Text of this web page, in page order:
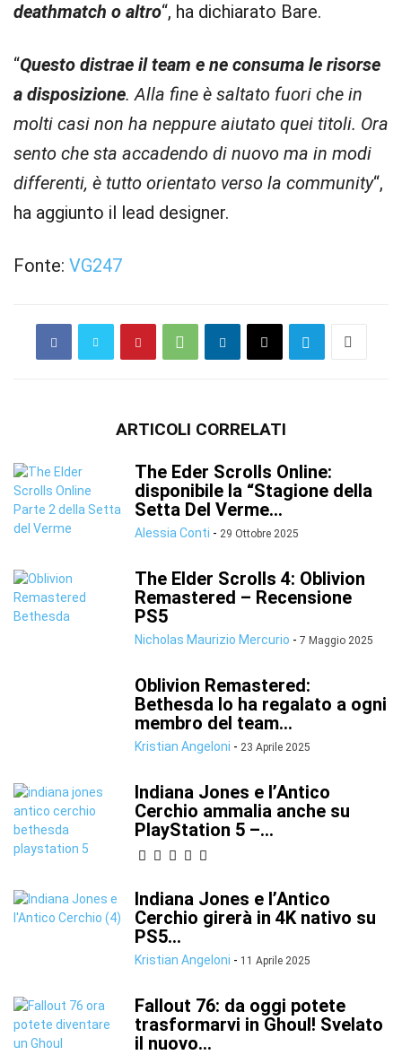
deathmatch o altro“, ha dichiarato Bare.
“Questo distrae il team e ne consuma le risorse
a disposizione. Alla fine è saltato fuori che in
molti casi non ha neppure aiutato quei titoli. Ora
sento che sta accadendo di nuovo ma in modi
differenti, è tutto orientato verso la community“,
ha aggiunto il lead designer.
Fonte: VG247
ARTICOLI CORRELATI
The Eder Scrolls Online:
disponibile la “Stagione della
Setta Del Verme...
Alessia Conti - 29 Ottobre 2025
The Elder Scrolls 4: Oblivion
Remastered – Recensione
PS5
Nicholas Maurizio Mercurio - 7 Maggio 2025
Oblivion Remastered:
Bethesda lo ha regalato a ogni
membro del team...
Kristian Angeloni - 23 Aprile 2025
Indiana Jones e l’Antico
Cerchio ammalia anche su
PlayStation 5 –...
Indiana Jones e l’Antico
Cerchio girerà in 4K nativo su
PS5...
Kristian Angeloni - 11 Aprile 2025
Fallout 76: da oggi potete
trasformarvi in Ghoul! Svelato
il nuovo...